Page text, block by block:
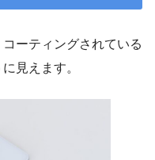
ーティングされている
見えます。